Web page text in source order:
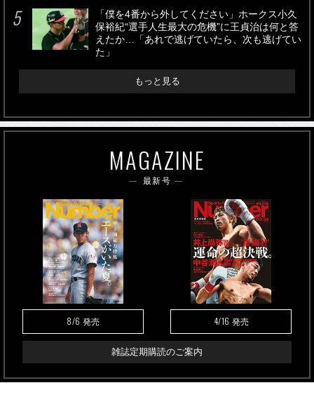
「僕を4番から外してください」ホークス小久
保裕紀“選手人生最大の危機”に王貞治は何と答
えたか…「あれで逃げていたら、次も逃げてい
た」
もっと見る
MAGAZINE
最新号
8/6 発売 4/16 発売
雑誌定期購読のご案内